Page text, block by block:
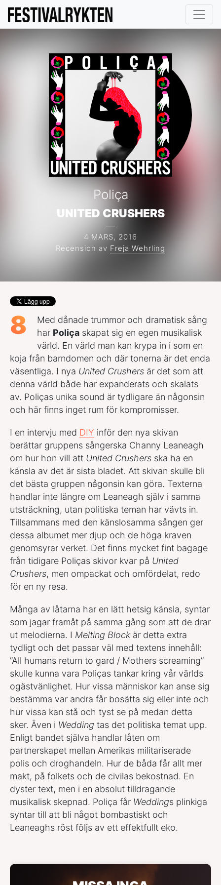
Poliça
UNITED CRUSHERS
4 MARS, 2016
Recension av Freja Wehrling
8
Med dånade trummor och dramatisk sång
har Poliça skapat sig en egen musikalisk
värld. En värld man kan krypa in i som en
koja från barndomen och där tonerna är det enda
väsentliga. I nya United Crushers är det som att
denna värld både har expanderats och skalats
av. Poliças unika sound är tydligare än någonsin
och här finns inget rum för kompromisser.
I en intervju med DIY inför den nya skivan
berättar gruppens sångerska Channy Leaneagh
om hur hon vill att United Crushers ska ha en
känsla av det är sista bladet. Att skivan skulle bli
det bästa gruppen någonsin kan göra. Texterna
handlar inte längre om Leaneagh själv i samma
utsträckning, utan politiska teman har vävts in.
Tillsammans med den känslosamma sången ger
dessa albumet mer djup och de höga kraven
genomsyrar verket. Det finns mycket fint bagage
från tidigare Poliças skivor kvar på United
Crushers, men ompackat och omfördelat, redo
för en ny resa.
Många av låtarna har en lätt hetsig känsla, syntar
som jagar framåt på samma gång som att de drar
ut melodierna. I Melting Blockär detta extra
tydligt och det passar väl med textens innehåll:
”All humans return to gard / Mothers screaming”
skulle kunna vara Poliças tankar kring vår världs
ogästvänlighet. Hur vissa människor kan anse sig
bestämma var andra får bosätta sig eller inte och
hur vissa kan stå och tyst se på medan detta
sker. Även i Wedding tas det politiska temat upp.
Enligt bandet själva handlar låten om
partnerskapet mellan Amerikas militariserade
polis och droghandeln. Hur de båda får allt mer
makt, på folkets och de civilas bekostnad. En
dyster text, men i en absolut tilldragande
musikalisk skepnad. Poliça får Weddings plinkiga
syntar till att bli något bombastiskt och
Leaneaghs röst följs av ett effektfullt eko.